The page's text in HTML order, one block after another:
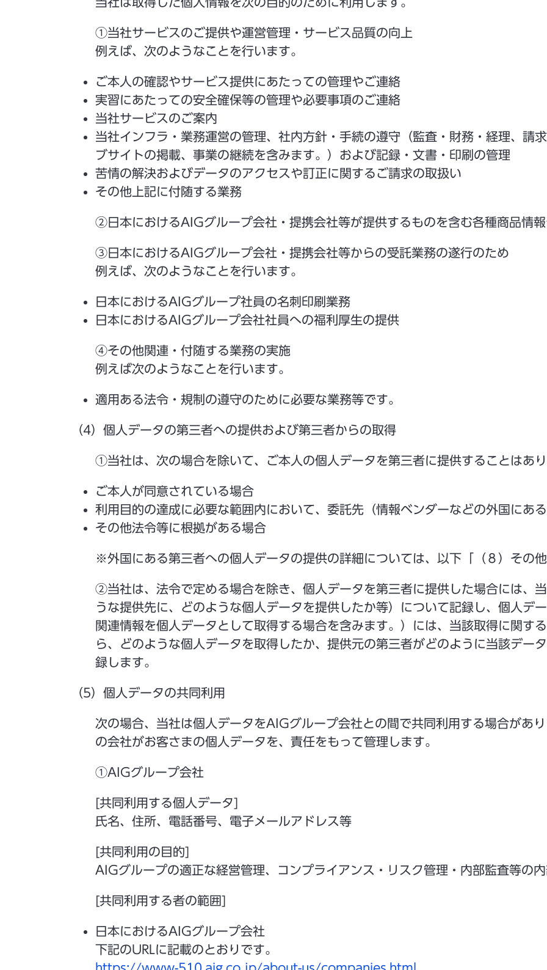
①当社サービスのご提供や運営管理・サービス品質の向上
例えば、次のようなことを行います。
ご本人の確認やサービス提供にあたっての管理やご連絡
実習にあたっての安全確保等の管理や必要事項のご連絡
当社サービスのご案内
当社インフラ・業務運営の管理、社内方針・手続の遵守（監査・財務・経理、請
ブサイトの掲載、事業の継続を含みます。）および記録・文書・印刷の管理
苦情の解決およびデータのアクセスや訂正に関するご請求の取扱い
その他上記に付随する業務
②日本におけるAIGグループ会社・提携会社等が提供するものを含む各種商品情
③日本におけるAIGグループ会社・提携会社等からの受託業務の遂行のため
例えば、次のようなことを行います。
日本におけるAIGグループ社員の名刺印刷業務
日本におけるAIGグループ会社社員への福利厚生の提供
④その他関連・付随する業務の実施
例えば次のようなことを行います。
適用ある法令・規制の遵守のために必要な業務等です。
（4）個人データの第三者への提供および第三者からの取得
①当社は、次の場合を除いて、ご本人の個人データを第三者に提供することはあり
ご本人が同意されている場合
利用目的の達成に必要な範囲内において、委託先（情報ベンダーなどの外国にあ
その他法令等に根拠がある場合
※外国にある第三者への個人データの提供の詳細については、以下「（８）その
②当社は、法令で定める場合を除き、個人データを第三者に提供した場合には、
うな提供先に、どのような個人データを提供したか等）について記録し、個人デ
関連情報を個人データとして取得する場合を含みます。）には、当該取得に関す
ら、どのような個人データを取得したか、提供元の第三者がどのように当該デー
録します。
（5）個人データの共同利用
次の場合、当社は個人データをAIGグループ会社との間で共同利用する場合があ
の会社がお客さまの個人データを、責任をもって管理します。
①AIGグループ会社
[共同利用する個人データ]
氏名、住所、電話番号、電子メールアドレス等
[共同利用の目的]
AIGグループの適正な経営管理、コンプライアンス・リスク管理・内部監査等の
[共同利用する者の範囲]
日本におけるAIGグループ会社
下記のURLに記載のとおりです。
https://www-510.aig.co.jp/about-us/companies.html